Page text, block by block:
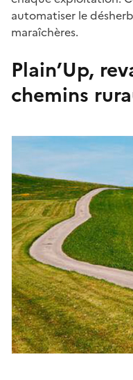
automatiser le
maraîchères.
Plain’Up,
chemins